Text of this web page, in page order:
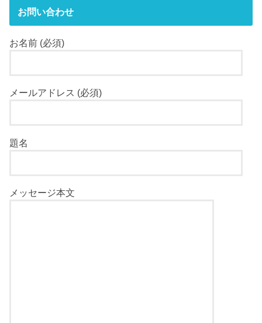
お問い合わせ
お名前 (必須)
メールアドレス (必須)
題名
メッセージ本文